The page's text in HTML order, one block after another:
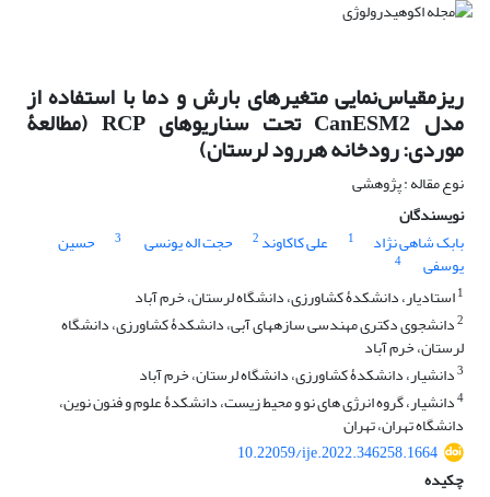
ریزمقیاس‌نمایی متغیرهای بارش و دما با استفاده از
مدل CanESM2 تحت سناریوهای RCP (مطالعۀ
موردی: رودخانه هررود لرستان)
نوع مقاله : پژوهشی
نویسندگان
بابک شاهی نژاد
1 علی کاکاوند 2 حجت اله یونسی 3 حسین
یوسفی
4
1استادیار، دانشکدۀ کشاورزی، دانشگاه لرستان، خرم آباد
2دانشجوی دکتری مهندسی سازه‏های آبی، دانشکدۀ کشاورزی، دانشگاه
لرستان، خرم آباد
3دانشیار، دانشکدۀ کشاورزی، دانشگاه لرستان، خرم آباد
4دانشیار، گروه انرژی های نو و محیط زیست، دانشکدۀ علوم و فنون نوین،
دانشگاه تهران، تهران
10.22059/ije.2022.346258.1664
چکیده